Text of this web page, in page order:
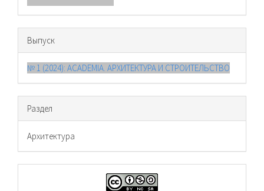
Выпуск
№ 1 (2024): ACADEMIA. АРХИТЕКТУРА И СТРОИТЕЛЬСТВО
Раздел
Архитектура